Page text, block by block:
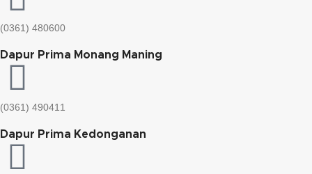
(0361) 480600
Dapur Prima Monang Maning
(0361) 490411​
Dapur Prima Kedonganan